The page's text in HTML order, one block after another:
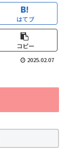
はてブ
コピー
2025.02.07